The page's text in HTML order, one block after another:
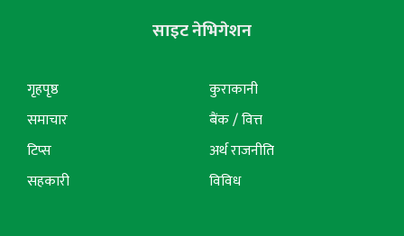
साइट नेभिगेशन
गृहपृष्ठ
समाचार
टिप्स
सहकारी
कुराकानी
बैंक / वित्त
अर्थ राजनीति
विविध